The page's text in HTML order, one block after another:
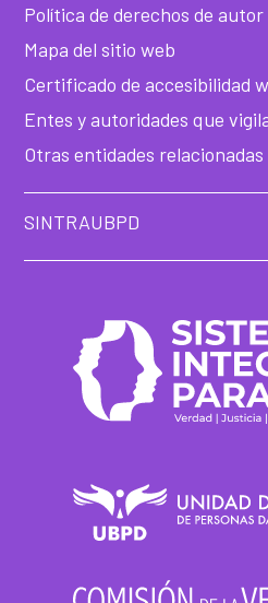
Política de derechos de autor
Mapa del sitio web
Certificado de accesibilidad
Entes y autoridades que
Otras entidades relacionadas
SINTRAUBPD